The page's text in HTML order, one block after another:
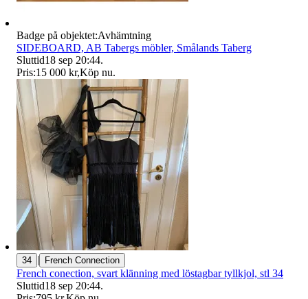
Badge på objektet:Avhämtning
SIDEBOARD, AB Tabergs möbler, Smålands Taberg
Sluttid18 sep 20:44.
Pris:15 000 kr,Köp nu.
34 | French Connection
French conection, svart klänning med löstagbar tyllkjol, stl 34
Sluttid18 sep 20:44.